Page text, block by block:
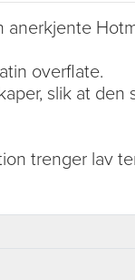
anerkjente
overflate.
slik at
trenger lav